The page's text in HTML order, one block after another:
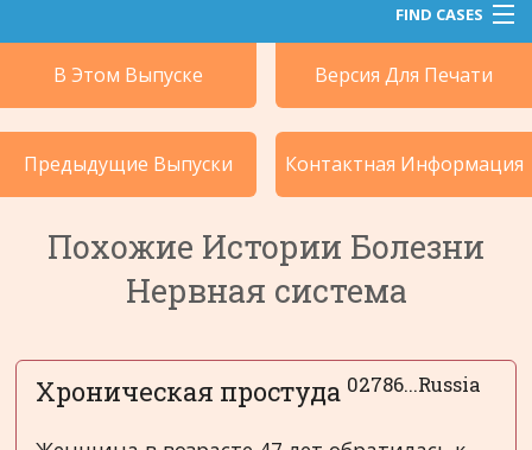
FIND CASES
Поиск
В Этом Выпуске Версия Для Печати
Предыдущие Выпуски Контактная Информация
Похожие Истории Болезни
Нервная система
Хроническая простуда 02786...Russia